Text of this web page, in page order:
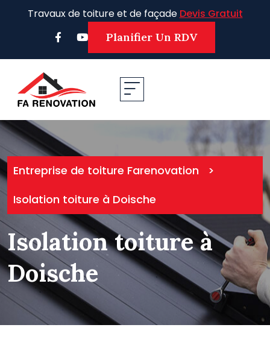
Travaux de toiture et de façade Devis Gratuit
Planifier Un RDV
Entreprise de toiture Farenovation
>
Isolation toiture à Doische
Isolation toiture à
Doische